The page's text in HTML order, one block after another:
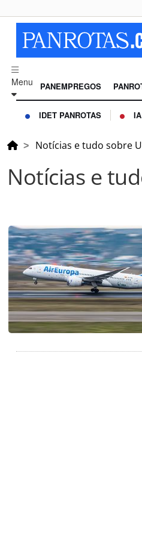
Menu PANEMPREGOS
IDET PANROTAS
Notícias e tudo sobre
Notícias e